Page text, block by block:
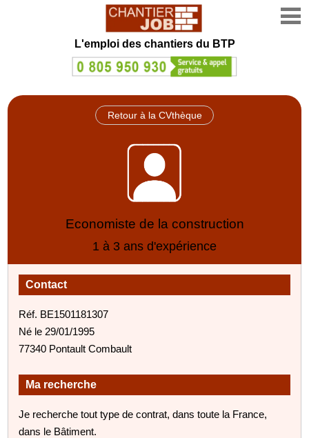
L'emploi des chantiers du BTP
Retour à la CVthèque
Economiste de la construction
1 à 3 ans d'expérience
Contact
Réf. BE1501181307
Né le 29/01/1995
77340 Pontault Combault
Ma recherche
Je recherche tout type de contrat, dans toute la France,
dans le Bâtiment.